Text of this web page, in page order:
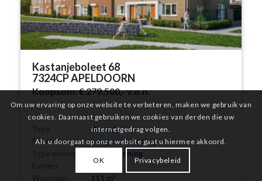
Kastanjeboleet 68
7324CP APELDOORN
Koopsom:€ 279.500,-v.o.n.
Woonhuis
Soort woning
eengezinswoning
tussenwoning
5
111 m²
Om uw ervaring op onze website te verbeteren, maken we gebruik van
cookies. Daarnaast gebruiken we cookies van derden die uw
internetgedrag volgen.
Als u doorgaat op onze website gaat u hiermee akkoord.
OK Privacybeleid